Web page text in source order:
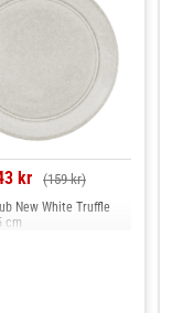
kr (159 kr)
New White Truffle
cm